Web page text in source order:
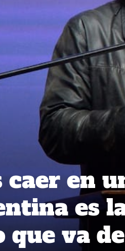
en
es
que va